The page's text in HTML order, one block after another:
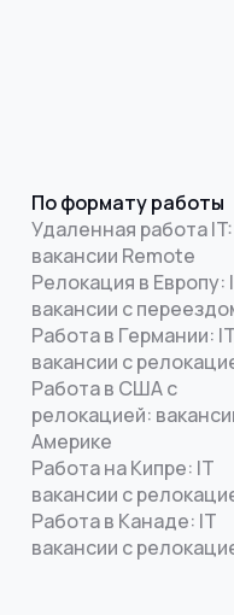
По формату работы
Удаленная работа IT:
вакансии Remote
Релокация в Европу:
вакансии с
Работа в Германии: IT
вакансии с
Работа в США с
релокацией:
Америке
Работа на Кипре: IT
вакансии с
Работа в Канаде: IT
вакансии с